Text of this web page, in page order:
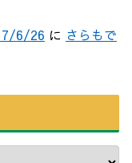
6/26 に さらもで